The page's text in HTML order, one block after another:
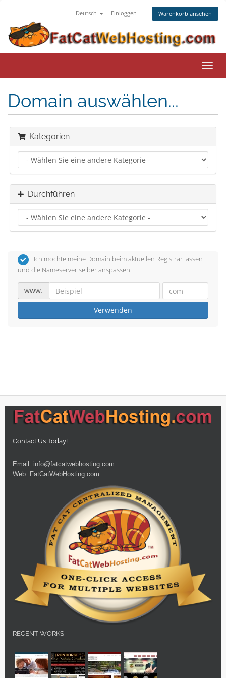
Deutsch Einloggen Warenkorb ansehen
ein-/
Domain auswählen...
Kategorien
Durchführen
Ich möchte meine Domain beim aktuellen Registrar lassen
und die Nameserver selber anspassen.
www.
Verwenden
Contact Us Today!
Email: info@fatcatwebhosting.com
Web: FatCatWebHosting.com
RECENT WORKS